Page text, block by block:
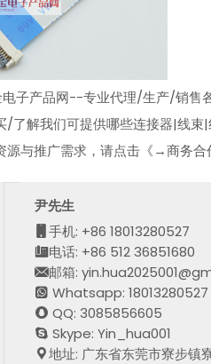
子产品网--专业代理/生产/销售
解我们可提供哪些连接器|线束
与推广需求，请点击《→商务
尹先生
手机: +86 18013280527
电话: +86 512 36851680
邮箱:
Whatsapp: 18013280527
QQ: 3085856605
Skype: Yin_hua001
地址: 广东省东莞市寮步镇